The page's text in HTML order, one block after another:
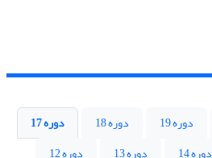
دوره 19 دوره 18
دوره 17